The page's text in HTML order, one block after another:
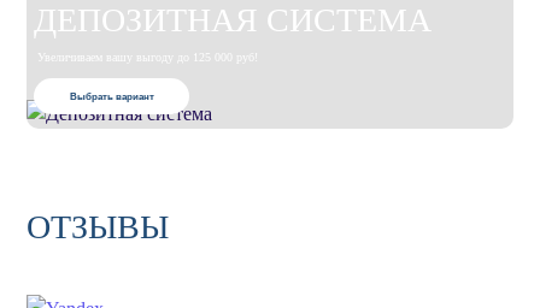
ДЕПОЗИТНАЯ СИСТЕМА
Увеличиваем вашу выгоду до 125 000 руб!
Выбрать вариант
ОТЗЫВЫ